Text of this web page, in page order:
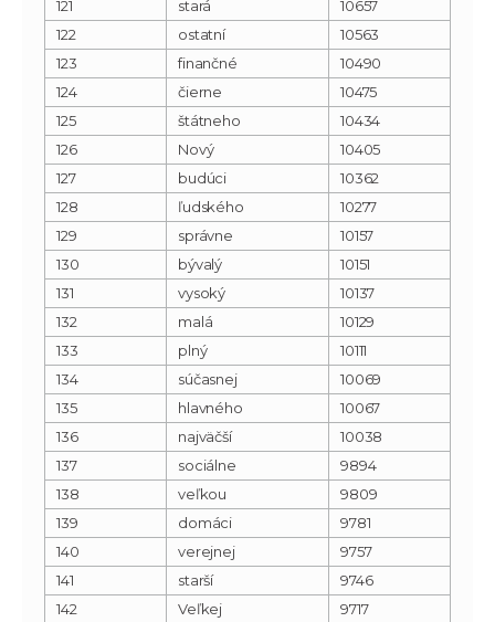
121
stará
10657
122
ostatní
10563
123
finančné
10490
124
čierne
10475
125
štátneho
10434
126
Nový
10405
127
budúci
10362
128
ľudského
10277
129
správne
10157
130
bývalý
10151
131
vysoký
10137
132
malá
10129
133
plný
10111
134
súčasnej
10069
135
hlavného
10067
136
najväčší
10038
137
sociálne
9894
138
veľkou
9809
139
domáci
9781
140
verejnej
9757
141
starší
9746
142
Veľkej
9717